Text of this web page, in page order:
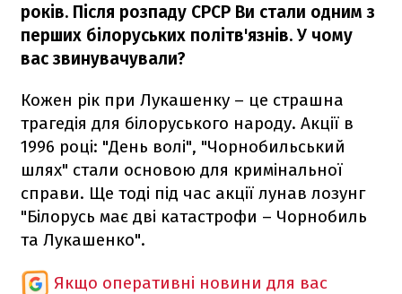
років. Після розпаду СРСР Ви стали одним з
перших білоруських політв'язнів. У чому
вас звинувачували?
Кожен рік при Лукашенку – це страшна
трагедія для білоруського народу. Акції в
1996 році: "День волі", "Чорнобильський
шлях" стали основою для кримінальної
справи. Ще тоді під час акції лунав лозунг
"Білорусь має дві катастрофи – Чорнобиль
та Лукашенко".
Якщо оперативні новини для вас